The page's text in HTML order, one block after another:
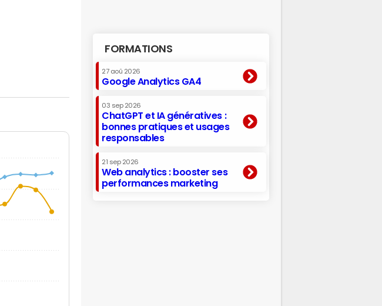
FORMATIONS
27 aoû 2026
Google Analytics GA4
03 sep 2026
ChatGPT et IA génératives :
bonnes pratiques et usages
responsables
21 sep 2026
Web analytics : booster ses
performances marketing